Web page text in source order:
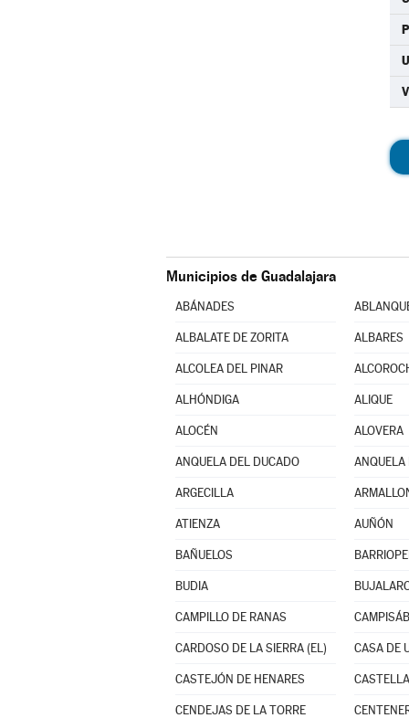
Municipios de Guadalajara
ABÁNADES
ALBALATE DE ZORITA ALBARES
ALCOLEA DEL PINAR
ALHÓNDIGA ALIQUE
ALOCÉN ALOVERA
ANQUELA DEL DUCADO ANQUELA
ARGECILLA
ATIENZA AUÑÓN
BAÑUELOS
BUDIA
CAMPILLO DE RANAS
CARDOSO DE LA SIERRA (EL) CASA DE
CASTEJÓN DE HENARES
CENDEJAS DE LA TORRE